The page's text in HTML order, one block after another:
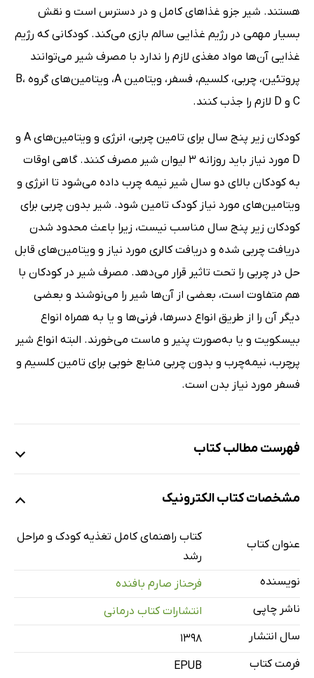
هستند. شیر جزو غذاهای کامل و در دسترس است و نقش
بسیار مهمی در رژیم غذایی سالم بازی می‌کند. کودکانی که رژیم
غذایی آن‌ها مواد مغذی لازم را ندارد با مصرف شیر می‌توانند
پروتئین، چربی، کلسیم، فسفر، ویتامین A، ویتامین‌های گروه B،
C و D لازم را جذب کنند.
کودکان زیر پنج سال برای تامین چربی، انرژی و ویتامین‌های A و
D مورد نیاز باید روزانه 3 لیوان شیر مصرف کنند. گاهی اوقات
به کودکان بالای دو سال شیر نیمه چرب داده می‌شود تا انرژی و
ویتامین‌های مورد نیاز کودک تامین شود. شیر بدون چربی برای
کودکان زیر پنج سال مناسب نیست، زیرا باعث محدود شدن
دریافت چربی شده و دریافت کالری مورد نیاز و ویتامین‌های قابل
حل در چربی را تحت تاثیر قرار می‌دهد. مصرف شیر در کودکان با
هم متفاوت است، بعضی از آن‌ها شیر را می‌نوشند و بعضی
دیگر آن را از طریق انواع دسر‌ها، فرنی‌ها و یا به همراه انواع
بیسکویت و یا به‌صورت پنیر و ماست می‌خورند. البته انواع شیر
پرچرب، نیمه‌چرب و بدون چربی منابع خوبی برای تامین کلسیم و
فسفر مورد نیاز بدن است.
فهرست مطالب کتاب
زمانی که غذا می‌خوریم، چه اتفاقی روی می‌دهد؟
چگونه غذا در بدن تولید انرژی می‌کند؟
پروتئین‌ها
چربی‌ها
کلسترول
مشخصات کتاب الکترونیک
عنوان کتاب
کتاب راهنمای کامل تغذیه کودک و مراحل
رشد
نویسنده
فرحناز صارم بافنده
ناشر چاپی
انتشارات کتاب درمانی
سال انتشار
۱۳۹۸
فرمت کتاب
EPUB